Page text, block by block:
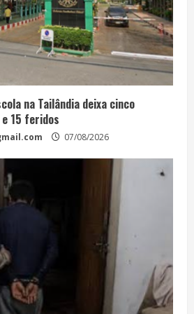
na Tailândia deixa cinco
15 feridos
07/08/2026